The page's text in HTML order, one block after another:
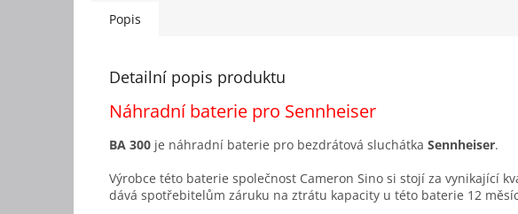
Popis
Detailní popis produktu
Náhradní baterie pro Sennheiser
BA 300 je náhradní baterie pro bezdrátová sluchátka Sennheiser.
Výrobce této baterie společnost Cameron Sino si stojí za vynikající
dává spotřebitelům záruku na ztrátu kapacity u této baterie 12